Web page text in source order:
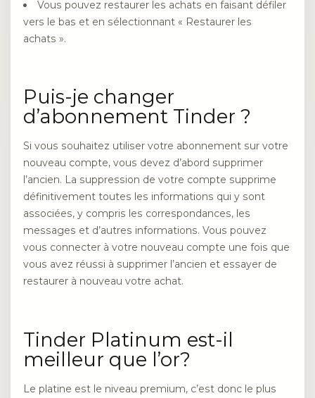
Vous pouvez restaurer les achats en faisant défiler
vers le bas et en sélectionnant « Restaurer les
achats ».
Puis-je changer
d’abonnement Tinder ?
Si vous souhaitez utiliser votre abonnement sur votre
nouveau compte, vous devez d’abord supprimer
l’ancien. La suppression de votre compte supprime
définitivement toutes les informations qui y sont
associées, y compris les correspondances, les
messages et d’autres informations. Vous pouvez
vous connecter à votre nouveau compte une fois que
vous avez réussi à supprimer l’ancien et essayer de
restaurer à nouveau votre achat.
Tinder Platinum est-il
meilleur que l’or?
Le platine est le niveau premium, c’est donc le plus